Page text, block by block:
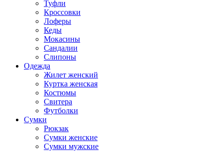
Туфли
Кроссовки
Лоферы
Кеды
Мокасины
Сандалии
Слипоны
Одежда
Жилет женский
Куртка женская
Костюмы
Свитера
Футболки
Сумки
Рюкзак
Сумки женские
Сумки мужские